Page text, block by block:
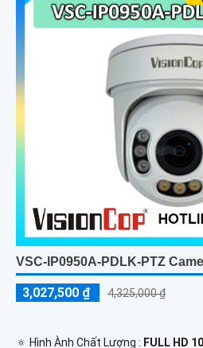
VSC-IP0950A-PDLK-PTZ
3,027,500 ₫ 4,325,000 ₫
🔅 Hình Ành Chất Lượng : FULL HD